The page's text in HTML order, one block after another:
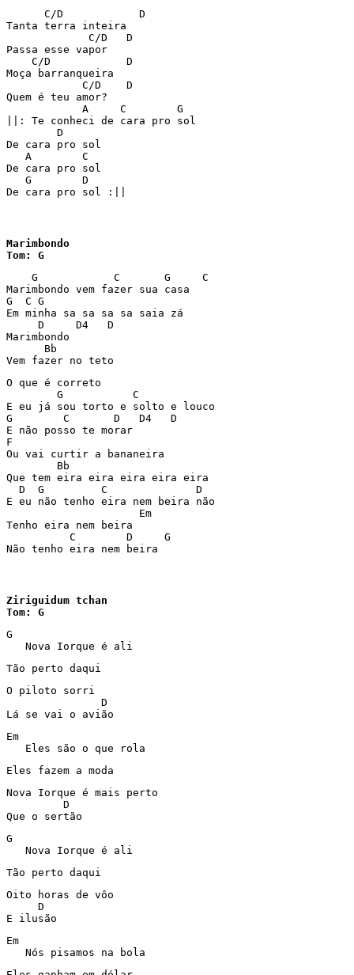
      C/D            D
Tanta terra inteira
             C/D   D
Passa esse vapor
    C/D            D
Moça barranqueira
            C/D    D
Quem é teu amor?
            A     C        G
||: Te conheci de cara pro sol
        D
De cara pro sol
   A        C
De cara pro sol
   G        D
De cara pro sol :||
Marimbondo
Tom: G
    G            C       G     C
Marimbondo vem fazer sua casa
G  C G
Em minha sa sa sa sa saia zá
     D     D4   D
Marimbondo
      Bb
Vem fazer no teto
O que é correto
        G           C
E eu já sou torto e solto e louco
G        C       D   D4   D
E não posso te morar
F
Ou vai curtir a bananeira
        Bb
Que tem eira eira eira eira eira
  D  G         C              D
E eu não tenho eira nem beira não
                     Em
Tenho eira nem beira
          C        D     G
Não tenho eira nem beira
Ziriguidum tchan
Tom: G
G
   Nova Iorque é ali
Tão perto daqui
O piloto sorri
               D
Lá se vai o avião
Em
   Eles são o que rola
Eles fazem a moda
Nova Iorque é mais perto
         D
Que o sertão
G
   Nova Iorque é ali
Tão perto daqui
Oito horas de vôo
     D
E ilusão
Em
   Nós pisamos na bola